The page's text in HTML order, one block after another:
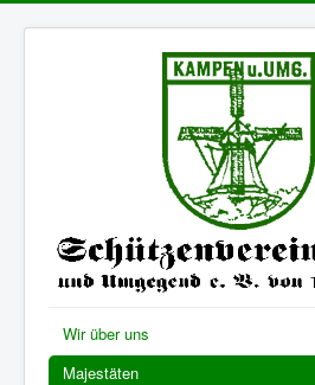
Wir über uns
Majestäten